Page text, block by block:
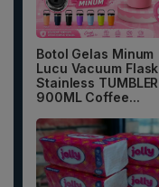
Botol Gelas Minum
Lucu Vacuum Flask
Stainless TUMBLER
900ML Coffee...